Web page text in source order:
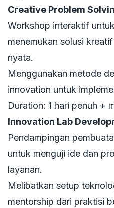
Creative Problem
Workshop interaktif
menemukan solusi
nyata.
Menggunakan metode
innovation untuk
Duration: 1 hari penuh +
Innovation Lab
Pendampingan
untuk menguji ide dan
layanan.
Melibatkan setup
mentorship dari praktisi